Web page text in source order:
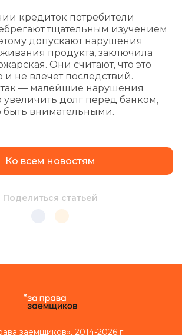
кредиток потребители
тщательным изучением
допускают нарушения
продукта, заключила
Они считают, что это
и не влечет последствий.
так — малейшие нарушения
увеличить долг перед банком,
быть внимательными.
Ко всем новостям
Поделиться статьей
заемщиков», 2014-2026 г.